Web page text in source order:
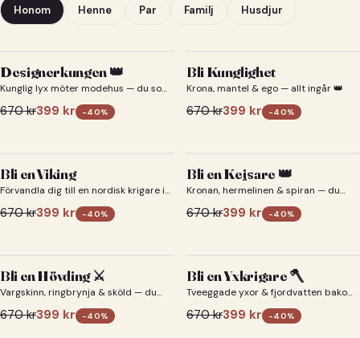
Honom Henne Par Familj Husdjur
Designerkungen 👑
Kunglig lyx möter modehus — du som
670kr399 kr -40%
Bli Kunglighet
Krona, mantel & ego — allt ingår 👑
670kr399 kr -40%
Bli en Viking
Förvandla dig till en nordisk krigare i
ett episkt vikingaporträtt.
670kr399 kr -40%
Bli en Kejsare 👑
Kronan, hermelinen & spiran — du
670kr399 kr -40%
Bli en Hövding ⚔️
Vargskinn, ringbrynja & sköld — du
som nordisk krigsherre ⚔️
670kr399 kr -40%
Bli en Yxkrigare 🪓
Tveeggade yxor & fjordvatten bakom
670kr399 kr -40%